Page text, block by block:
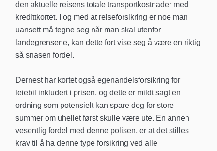
den aktuelle reisens totale transportkostnader med
kredittkortet. I og med at reiseforsikring er noe man
uansett må tegne seg når man skal utenfor
landegrensene, kan dette fort vise seg å være en riktig
så snasen fordel.
Dernest har kortet også egenandelsforsikring for
leiebil inkludert i prisen, og dette er mildt sagt en
ordning som potensielt kan spare deg for store
summer om uhellet først skulle være ute. En annen
vesentlig fordel med denne polisen, er at det stilles
krav til å ha denne type forsikring ved alle